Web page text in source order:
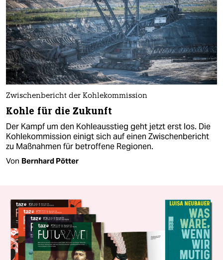
Zwischenbericht der Kohlekommission
Kohle für die Zukunft
Der Kampf um den Kohleausstieg geht jetzt erst los. Die
Kohlekommission einigt sich auf einen Zwischenbericht
zu Maßnahmen für betroffene Regionen.
Von Bernhard Pötter